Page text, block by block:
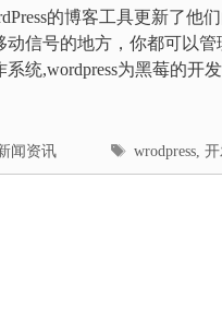
的博客工具更新了他
动信号的地方，你都可以
系统,wordpress为黑莓的开
闻资讯
标
签
wrodpress,